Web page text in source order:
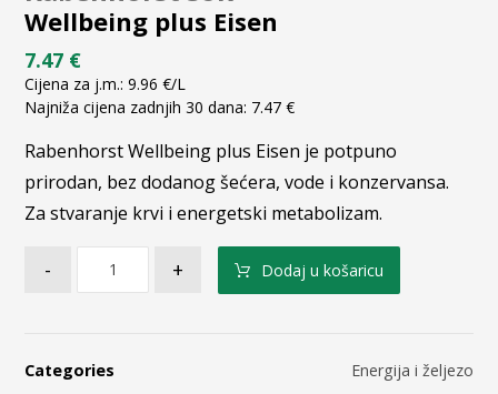
Wellbeing plus Eisen
7.47 €
Cijena za j.m.:9.96€/L
Najniža cijena zadnjih 30 dana: 7.47€
Rabenhorst Wellbeing plus Eisen je potpuno
prirodan, bez dodanog šećera, vode i konzervansa.
Za stvaranje krvi i energetski metabolizam.
- + Dodaj u košaricu
Categories Energija i željezo